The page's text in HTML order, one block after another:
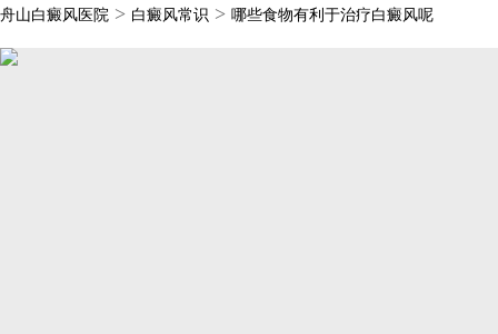
舟山白癜风医院 > 白癜风常识 > 哪些食物有利于治疗白癜风呢